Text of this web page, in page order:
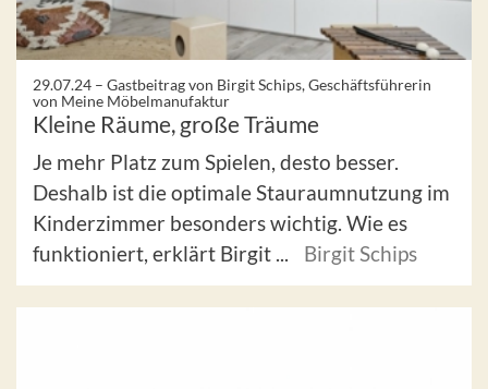
29.07.24 – Gastbeitrag von Birgit Schips, Geschäftsführerin
von Meine Möbelmanufaktur
Kleine Räume, große Träume
Je mehr Platz zum Spielen, desto besser.
Deshalb ist die optimale Stauraumnutzung im
Kinderzimmer besonders wichtig. Wie es
funktioniert, erklärt Birgit ...
Birgit Schips